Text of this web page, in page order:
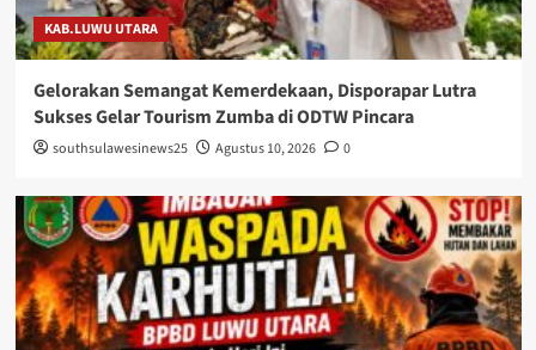
KAB.LUWU UTARA
Gelorakan Semangat Kemerdekaan, Disporapar Lutra
Sukses Gelar Tourism Zumba di ODTW Pincara
southsulawesinews25 Agustus 10, 2026 0